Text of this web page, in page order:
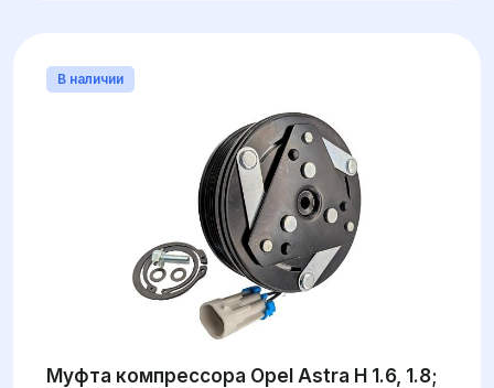
В наличии
Муфта компрессора Opel Astra H 1.6, 1.8;